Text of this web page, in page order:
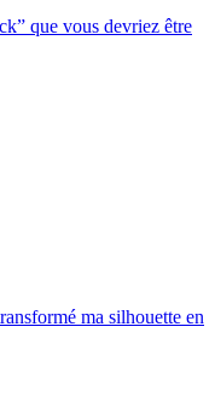
que vous devriez être
ma silhouette en